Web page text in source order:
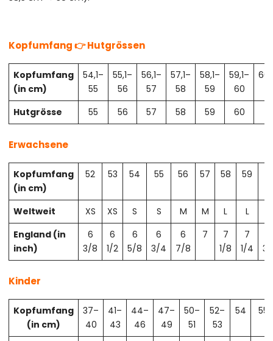
Kopfumfang 👉 Hutgrössen
Kopfumfang
(in cm)
54,1–
55
55,1–
56
56,1–
57
57,1–
58
58,1–
59
59,1–
60
Hutgrösse
55 56 57 58 59 60
Erwachsene
Kopfumfang
(in cm)
52 53 54 55 56 57 58 59
Weltweit XS XS S S M M L L
England (in
inch)
6
3/8
6
1/2
6
5/8
6
3/4
6
7/8
7
7
1/8
7
1/4
Kinder
Kopfumfang
(in cm)
37–
40
41–
43
44–
46
47–
49
50–
51
52–
53
54 55